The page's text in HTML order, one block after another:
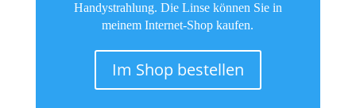
Handystrahlung. Die Linse können Sie in
meinem Internet-Shop kaufen.
Im Shop bestellen